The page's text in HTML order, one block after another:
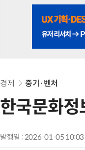
경제 중기·벤처
한국문화
발행일 : 2026-01-05 10:03